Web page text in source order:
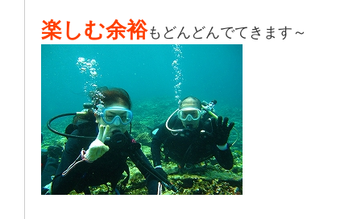
楽しむ余裕もどんどんでてきます～